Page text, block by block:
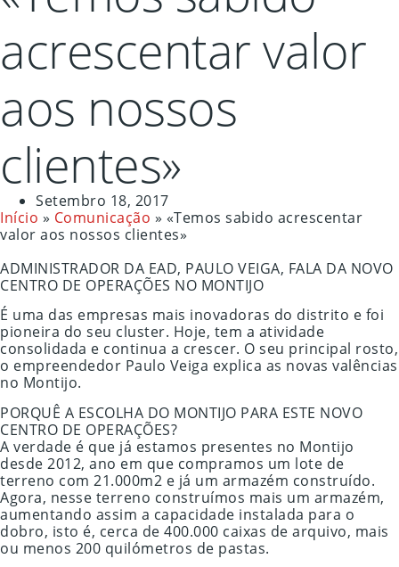
acrescentar valor
aos nossos
clientes»
Setembro 18, 2017
Início » Comunicação » «Temos sabido acrescentar
valor aos nossos clientes»
ADMINISTRADOR DA EAD, PAULO VEIGA, FALA DA NOVO
CENTRO DE OPERAÇÕES NO MONTIJO
É uma das empresas mais inovadoras do distrito e foi
pioneira do seu cluster. Hoje, tem a atividade
consolidada e continua a crescer. O seu principal rosto,
o empreendedor Paulo Veiga explica as novas valências
no Montijo.
PORQUÊ A ESCOLHA DO MONTIJO PARA ESTE NOVO
CENTRO DE OPERAÇÕES?
A verdade é que já estamos presentes no Montijo
desde 2012, ano em que compramos um lote de
terreno com 21.000m2 e já um armazém construído.
Agora, nesse terreno construímos mais um armazém,
aumentando assim a capacidade instalada para o
dobro, isto é, cerca de 400.000 caixas de arquivo, mais
ou menos 200 quilómetros de pastas.